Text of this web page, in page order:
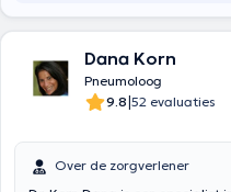
Dana Korn
Pneumoloog
9.8|52 evaluaties
Over de zorgverlener